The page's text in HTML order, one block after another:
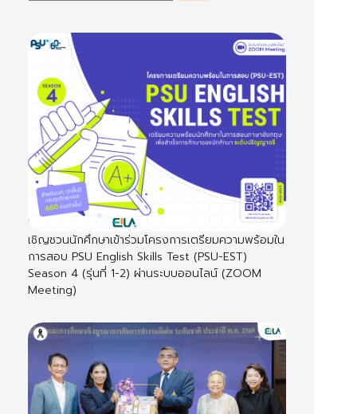
เชิญชวนนักศึกษาเข้าร่วมโครงการเตรียมความพร้อมใน
การสอบ PSU English Skills Test (PSU-EST)
Season 4 (รุ่นที่ 1-2) ผ่านระบบออนไลน์ (ZOOM
Meeting)